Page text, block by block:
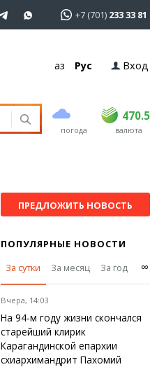
+7 (701) 233 33 81
Қаз Рус Вход
погода
470.5
USD 469
EUR валюта
ПРЕДЛОЖИТЬ НОВОСТЬ
ПОПУЛЯРНЫЕ НОВОСТИ
За сутки
За месяц За год ∞
Вчера, 14:03
На 94-м году жизни скончался
старейший клирик
Карагандинской епархии
схиархимандрит Пахомий